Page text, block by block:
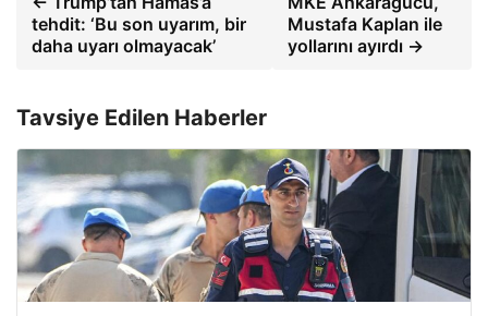
tehdit: ‘Bu son uyarım, bir
daha uyarı olmayacak’
Mustafa Kaplan ile
yollarını ayırdı →
Tavsiye Edilen Haberler